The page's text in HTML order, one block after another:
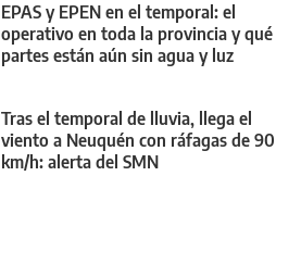
EPAS y EPEN en el temporal: el
operativo en toda la provincia y qué
partes están aún sin agua y luz
Tras el temporal de lluvia, llega el
viento a Neuquén con ráfagas de 90
km/h: alerta del SMN